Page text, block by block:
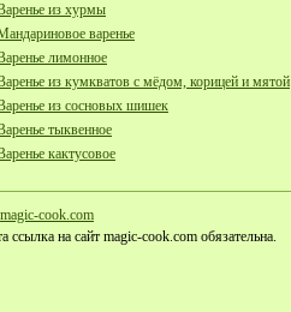
из хурмы
варенье
лимонное
из кумкватов с мёдом, корицей и мятой
из сосновых шишек
тыквенное
кактусовое
magic-cook.com
ссылка на сайт magic-cook.com обязательна.